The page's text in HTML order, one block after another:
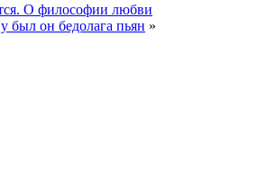
О философии любви
он бедолага пьян »